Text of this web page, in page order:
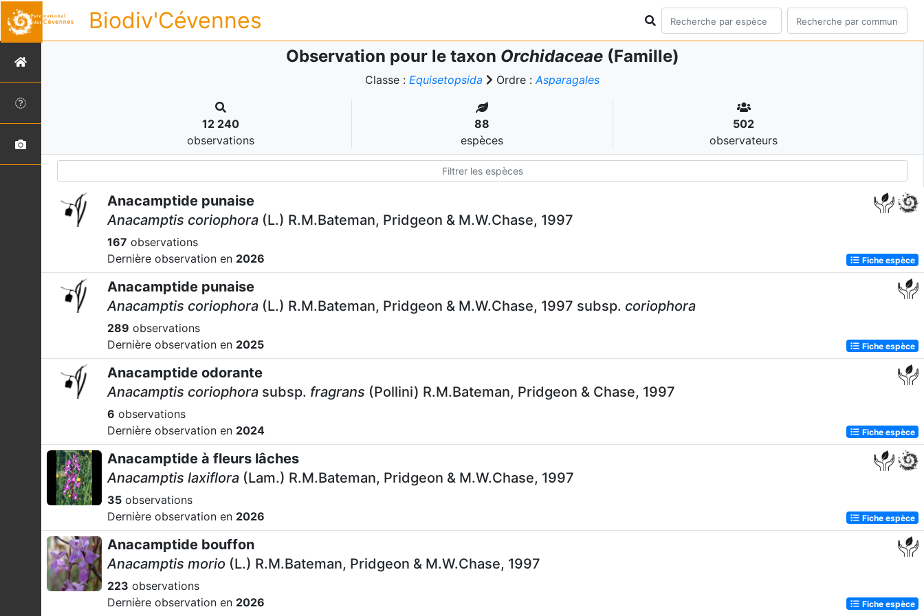
Biodiv'Cévennes
Observation pour le taxon Orchidaceae(Famille)
Classe : Equisetopsida Ordre :Asparagales
12 240
observations
88
espèces
502
observateurs
Anacamptide punaise
Anacamptis coriophora (L.) R.M.Bateman, Pridgeon & M.W.Chase, 1997
167 observations
Dernière observation en 2026 Fiche espèce
Anacamptide punaise
Anacamptis coriophora (L.) R.M.Bateman, Pridgeon & M.W.Chase, 1997 subsp. coriophora
289 observations
Dernière observation en 2025 Fiche espèce
Anacamptide odorante
Anacamptis coriophora subsp. fragrans (Pollini) R.M.Bateman, Pridgeon & Chase, 1997
6 observations
Dernière observation en 2024 Fiche espèce
Anacamptide à fleurs lâches
Anacamptis laxiflora (Lam.) R.M.Bateman, Pridgeon & M.W.Chase, 1997
35 observations
Dernière observation en 2026 Fiche espèce
Anacamptide bouffon
Anacamptis morio (L.) R.M.Bateman, Pridgeon & M.W.Chase, 1997
223 observations
Dernière observation en 2026 Fiche espèce